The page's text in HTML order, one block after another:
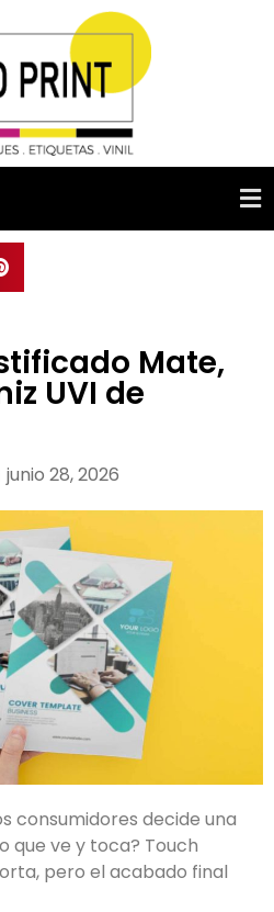
Mate,
UVI de
junio 28, 2026
consumidores decide una
que ve y toca? Touch
pero el acabado final